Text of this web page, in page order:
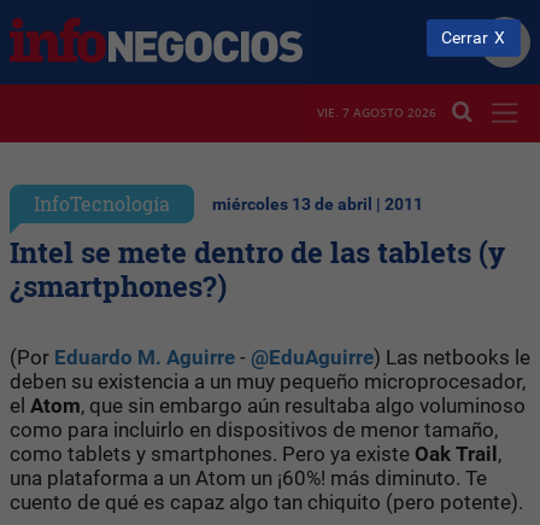
VIE. 7 AGOSTO 2026
InfoTecnología miércoles 13 de abril | 2011
Intel se mete dentro de las tablets (y
¿smartphones?)
(Por Eduardo M. Aguirre - @EduAguirre) Las netbooks le
deben su existencia a un muy pequeño microprocesador,
el Atom, que sin embargo aún resultaba algo voluminoso
como para incluirlo en dispositivos de menor tamaño,
como tablets y smartphones. Pero ya existe Oak Trail,
una plataforma a un Atom un ¡60%! más diminuto. Te
cuento de qué es capaz algo tan chiquito (pero potente).
Cerrar